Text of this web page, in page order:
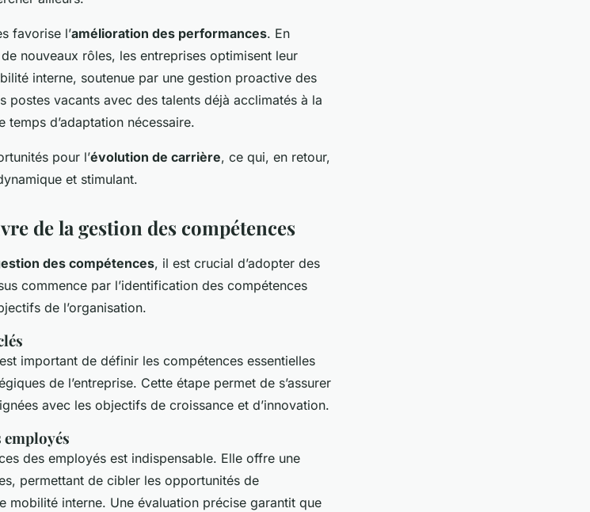
favorise l’amélioration des performances. En
nouveaux rôles, les entreprises optimisent leur
interne, soutenue par une gestion proactive des
postes vacants avec des talents déjà acclimatés à la
temps d’adaptation nécessaire.
pour l’évolution de carrière, ce qui, en retour,
et stimulant.
de la gestion des compétences
des compétences, il est crucial d’adopter des
commence par l’identification des compétences
de l’organisation.
important de définir les compétences essentielles
de l’entreprise. Cette étape permet de s’assurer
avec les objectifs de croissance et d’innovation.
employés
des employés est indispensable. Elle offre une
permettant de cibler les opportunités de
mobilité interne. Une évaluation précise garantit que